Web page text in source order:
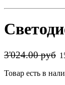
3'024.00 руб
Товар есть в